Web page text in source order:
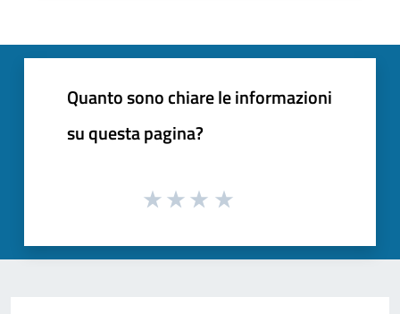
Quanto sono chiare le informazioni
su questa pagina?